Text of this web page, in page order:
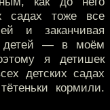
садах тоже все
и заканчивая
детей — в моём
я детишек
детских садах
кормили.